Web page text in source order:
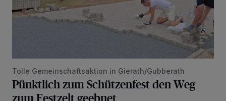
Tolle Gemeinschaftsaktion in Gierath/Gubberath
Pünktlich zum Schützenfest den Weg
zum Festzelt geebnet